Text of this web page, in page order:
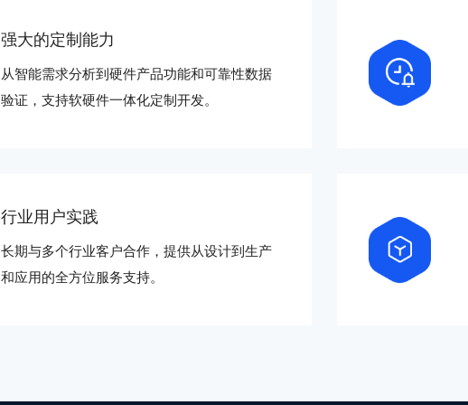
强大的定制能力
从智能需求分析到硬件产品功能和可靠性数据
验证，支持软硬件一体化定制开发。
行业用户实践
长期与多个行业客户合作，提供从设计到生产
和应用的全方位服务支持。